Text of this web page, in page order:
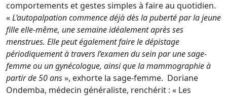
comportements et gestes simples à faire au quotidien.
«L’autopalpation commence déjà dès la puberté par la jeune
fille elle-même, une semaine idéalement après ses
menstrues. Elle peut également faire le dépistage
périodiquement à travers l’examen du sein par une sage-
femme ou un gynécologue, ainsi que la mammographie à
partir de 50 ans», exhorte la sage-femme. Doriane
Ondemba, médecin généraliste, renchérit : « Les